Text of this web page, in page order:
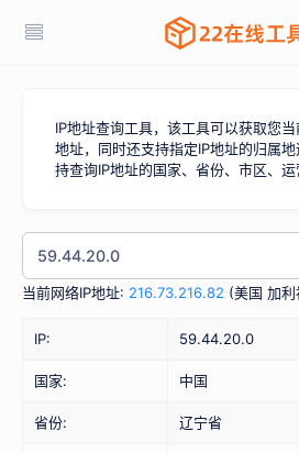
IP地址查询工具，该工具可以获取您
地址，同时还支持指定IP地址的归属
持查询IP地址的国家、省份、市区、运
当前网络IP地址: 216.73.216.82 (美国 加
IP: 59.44.20.0
国家: 中国
省份: 辽宁省